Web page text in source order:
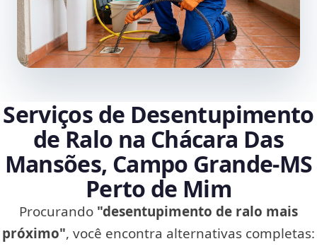
Serviços de Desentupimento
de Ralo na Chácara Das
Mansões, Campo Grande‑MS
Perto de Mim
Procurando "desentupimento de ralo mais
próximo", você encontra alternativas completas: